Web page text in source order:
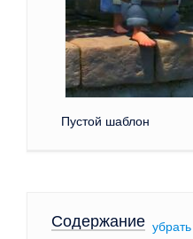
Пустой шаблон
Содержание[ убрать]